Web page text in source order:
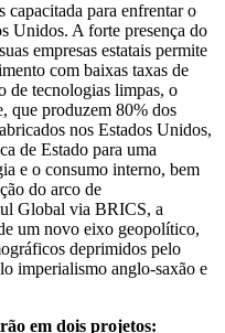
para enfrentar o
Unidos. A forte presença do
empresas estatais permite
com baixas taxas de
de tecnologias limpas, o
que produzem 80% dos
nos Estados Unidos,
de Estado para uma
e o consumo interno, bem
do arco de
Global via BRICS, a
um novo eixo geopolítico,
deprimidos pelo
imperialismo anglo-saxão e
em dois projetos: